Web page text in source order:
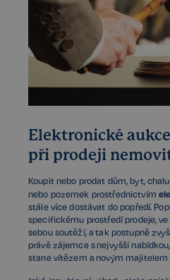
Elektronické
při prodeji
Koupit nebo prodat dům, byt,
nebo pozemek prostřednictvím
stále více dostávat do popředí.
specifickému prostředí prodeje,
sebou soutěží, a tak postupně
právě zájemce s nejvyšší
stane vítězem a novým